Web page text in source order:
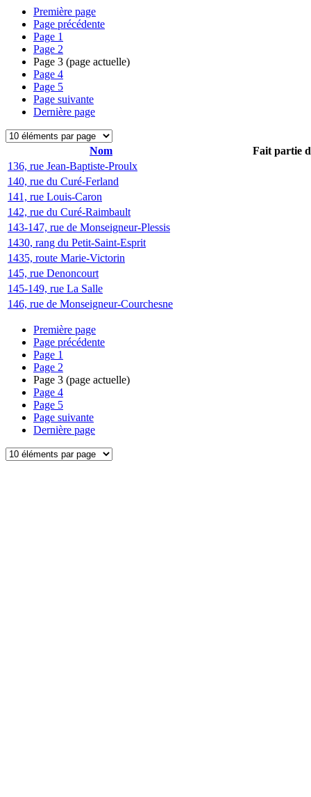
Première page
Page précédente
Page 1
Page 2
Page 3 (page actuelle)
Page 4
Page 5
Page suivante
Dernière page
Nom
Fait partie
136, rue Jean-Baptiste-Proulx
140, rue du Curé-Ferland
141, rue Louis-Caron
142, rue du Curé-Raimbault
143-147, rue de Monseigneur-Plessis
1430, rang du Petit-Saint-Esprit
1435, route Marie-Victorin
145, rue Denoncourt
145-149, rue La Salle
146, rue de Monseigneur-Courchesne
Première page
Page précédente
Page 1
Page 2
Page 3 (page actuelle)
Page 4
Page 5
Page suivante
Dernière page